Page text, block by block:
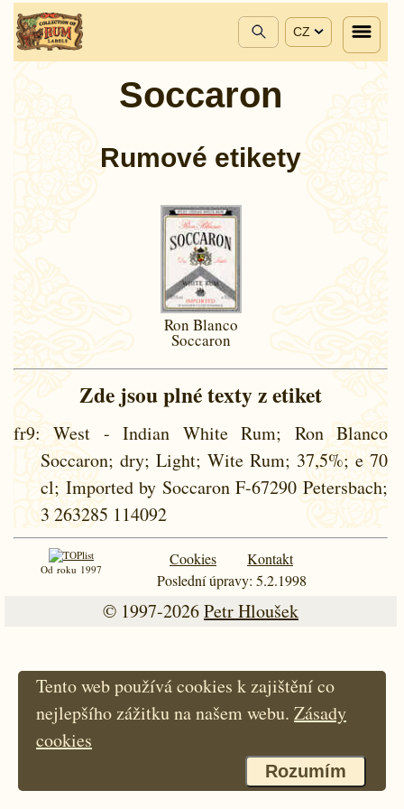
CZ
Soccaron
Rumové etikety
Ron Blanco
Soccaron
Zde jsou plné texty z etiket
fr9: West - Indian White Rum; Ron Blanco
Soccaron; dry; Light; Wite Rum; 37,5%; e 70
cl; Imported by Soccaron F-67290 Petersbach;
3 263285 114092
Od roku 1997
Cookies
Kontakt
Poslední úpravy: 5.2.1998
© 1997-2026Petr Hloušek
Tento web používá cookies k zajištění co
nejlepšího zážitku na našem webu. Zásady
cookies
Rozumím